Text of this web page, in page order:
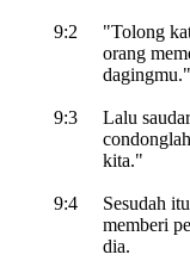
9:2
"Tolong
orang
dagingmu."
9:3
Lalu
kita."
9:4
Sesudah
memberi
dia.